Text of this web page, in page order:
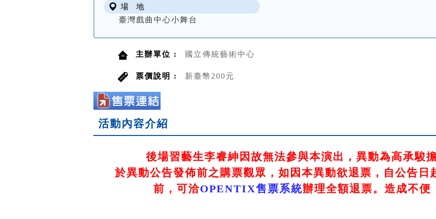
場 地
臺灣戲曲中心小舞台
主辦單位 : 國立傳統藝術中心
票價說明 : 新臺幣200元
活動內容介紹
後場習藝生李睿紳因故無法參與本演出，異動為高承駿
於異動公告發佈前之購票觀眾，如因本異動欲退票，自公告日
前，可洽OPENTIX售票系統辦理全額退票。造成不便